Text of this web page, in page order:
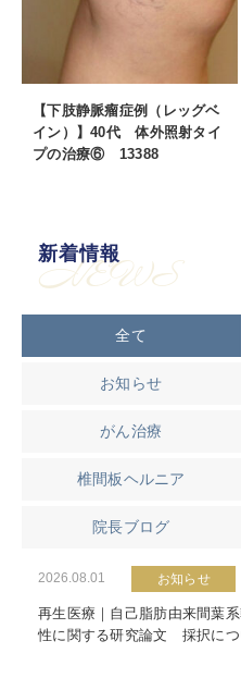
【下肢静脈瘤症例（レッグベ
イン）】40代 体外照射タイ
プの治療⑥ 13388
新着情報
NEWS
全て
お知らせ
がん治療
椎間板ヘルニア
院長ブログ
2026.08.01 お知らせ
再生医療｜自己脂肪由来間葉
性に関する研究論文 採択につ